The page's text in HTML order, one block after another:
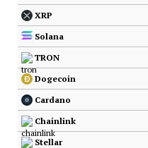
XRP
Solana
TRON
Dogecoin
Cardano
Chainlink
Stellar